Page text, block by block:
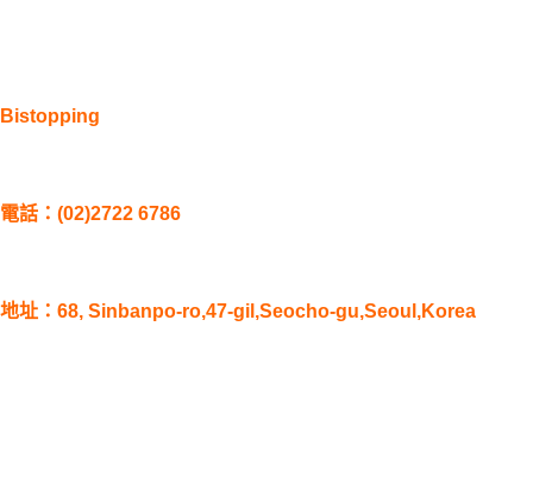
Bistopping
電話：(02)2722 6786
地址： 68, Sinbanpo-ro,47-gil,Seocho-gu,Seoul,Korea